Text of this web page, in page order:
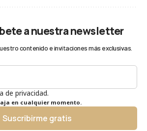
a nuestra newsletter
contenido e invitaciones más exclusivas.
de privacidad.
en cualquier momento.
Suscribirme gratis